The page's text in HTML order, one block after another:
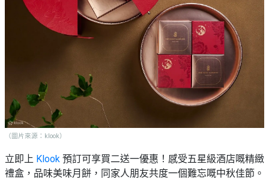
（圖片來源：klook）
立即上 Klook 預訂可享買二送一優惠！感受五星級酒店嘅精緻
禮盒，品味美味月餅，同家人朋友共度一個難忘嘅中秋佳節。